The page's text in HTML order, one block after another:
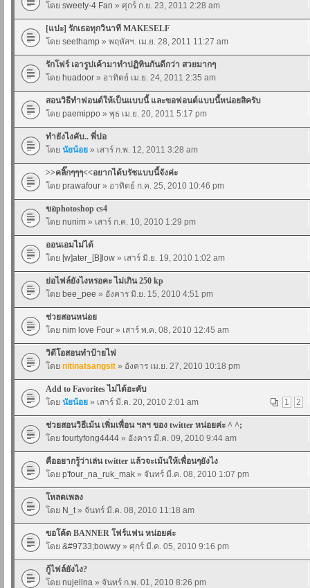
โดย sweety-4 Fan » ศุกร์ ก.ย. 23, 2011 2:28 am
[แปะ] รักเธอทุกวินาที MAKESELF
โดย seethamp » พฤหัสฯ. เม.ย. 28, 2011 11:27 am
รักโฟร์ เอารูปเค้ามาทำปฏิทินกันดีกว่า สวยมากๆ
โดย huadoor » อาทิตย์ เม.ย. 24, 2011 2:35 am
สอนวิธีทำฟอนต์ให้เป็นแบบนี้ และขอฟอนต์แบบนี้หน่อยสิครับ
โดย paemippo » พุธ เม.ย. 20, 2011 5:17 pm
ทำยังไงคับ.. พี่ปอ
โดย นัยน้อย » เสาร์ ก.พ. 12, 2011 3:28 am
>>คลิ๊กๆๆๆ<<อยากได้บรัชแบบนี้จังค่ะ
โดย prawafour » อาทิตย์ ก.ค. 25, 2010 10:46 pm
ขอphotoshop cs4
โดย nunim » เสาร์ ก.ค. 10, 2010 1:29 pm
ออนเอมไม่ได้
โดย [w]ater_[B]low » เสาร์ มิ.ย. 19, 2010 1:02 am
ย่อไฟล์ยังไงหรอคะ ไม่เกิน 250 kp
โดย bee_pee » อังคาร มิ.ย. 15, 2010 4:51 pm
ช่วยสอนหน่อย
โดย nim love Four » เสาร์ พ.ค. 08, 2010 12:45 am
วิดีโอสอนทำป้ายไฟ
โดย nitinatsangsit » อังคาร เม.ย. 27, 2010 10:18 pm
Add to Favorites ไม่ได้อะคับ
1
2
โดย นัยน้อย » เสาร์ มี.ค. 20, 2010 2:01 am
ช่วยสอนวิธีเม้น เพิ่มเพื่อน ฯลฯ ของ twitter หน่อยค่ะ ^ ^;
โดย fourtyfong4444 » อังคาร มี.ค. 09, 2010 9:44 am
คืออยากรู้ว่าเล่น twitter แล้วจะเม้นให้เพื่อนๆยังไง
โดย p'four_na_ruk_mak » จันทร์ มี.ค. 08, 2010 1:07 pm
โหลดเพลง
โดย N_t» จันทร์ มี.ค. 08, 2010 11:18 am
ขอโค้ด BANNER โฟร์แฟน หน่อยค่ะ
โดย &#9733;bowwy » ศุกร์ มี.ค. 05, 2010 9:16 pm
กู้ไฟล์ยังไง?
โดย nujellna » จันทร์ ก.พ. 01, 2010 8:26 pm